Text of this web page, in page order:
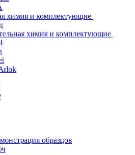
химия и комплектующие
химия и комплектующие
образцов